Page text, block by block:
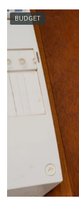
BUDGET